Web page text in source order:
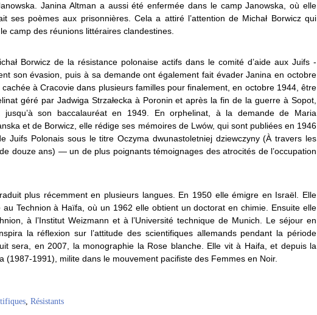
Janina Altman a aussi été enfermée dans le camp Janowska, où elle
ses poèmes aux prisonnières. Cela a attiré l’attention de Michał Borwicz qui
camp des réunions littéraires clandestines.
Borwicz de la résistance polonaise actifs dans le comité d’aide aux Juifs -
son évasion, puis à sa demande ont également fait évader Janina en octobre
à Cracovie dans plusieurs familles pour finalement, en octobre 1944, être
géré par Jadwiga Strzałecka à Poronin et après la fin de la guerre à Sopot,
son baccalauréat en 1949. En orphelinat, à la demande de Maria
et de Borwicz, elle rédige ses mémoires de Lwów, qui sont publiées en 1946
Juifs Polonais sous le titre Oczyma dwunastoletniej dziewczyny (À travers les
douze ans) — un de plus poignants témoignages des atrocités de l’occupation
plus récemment en plusieurs langues. En 1950 elle émigre en Israël. Elle
au Technion à Haïfa, où un 1962 elle obtient un doctorat en chimie. Ensuite elle
à l’Institut Weizmann et à l’Université technique de Munich. Le séjour en
la réflexion sur l’attitude des scientifiques allemands pendant la période
sera, en 2007, la monographie la Rose blanche. Elle vit à Haifa, et depuis la
(1987-1991), milite dans le mouvement pacifiste des Femmes en Noir.
, Résistants